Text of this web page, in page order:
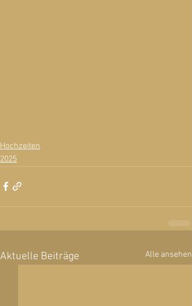
Hochzeiten
2025
Aktuelle Beiträge Alle ansehen